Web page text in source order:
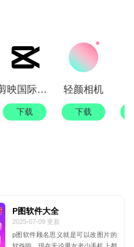
剪映国际版Capcut
下载
轻颜相机
下载
P图软件大全
2025-07-09 更新
p图软件顾名思义就是可以改图片的